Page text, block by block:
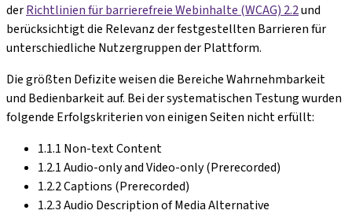
derRichtlinien für barrierefreie Webinhalte (WCAG) 2.2und
berücksichtigt die Relevanz der festgestellten Barrieren für
unterschiedliche Nutzergruppen der Plattform.
Die größten Defizite weisen die Bereiche Wahrnehmbarkeit
und Bedienbarkeit auf. Bei der systematischen Testung wurden
folgende Erfolgskriterien von einigen Seiten nicht erfüllt:
1.1.1 Non-text Content
1.2.1 Audio-only and Video-only (Prerecorded)
1.2.2 Captions (Prerecorded)
1.2.3 Audio Description of Media Alternative